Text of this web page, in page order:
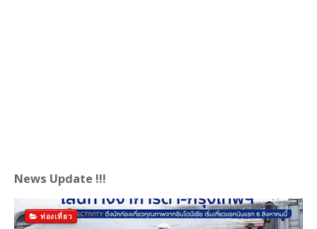
News Update !!!
ท่องเที่ยว